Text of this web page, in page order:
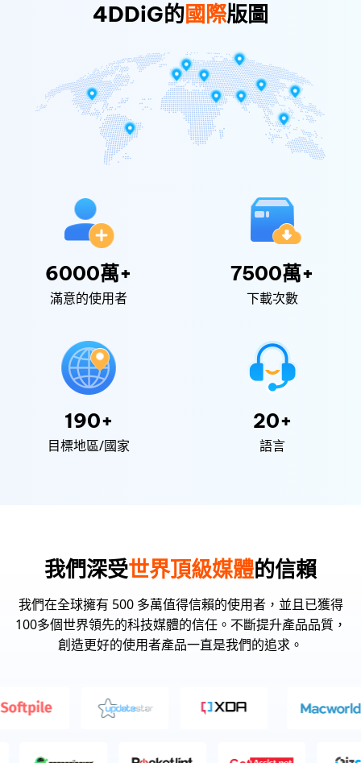
4DDiG的國際版圖
6000萬+
滿意的使用者
7500萬+
下載次數
190+
目標地區/國家
20+
語言
我們深受世界頂級媒體的信賴
我們在全球擁有 500 多萬值得信賴的使用者，並且已獲得
100多個世界領先的科技媒體的信任。不斷提升產品品質，
創造更好的使用者產品一直是我們的追求。